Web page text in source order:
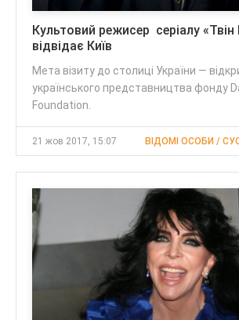
Культовий режисер серіалу «Твін
відвідає Київ
Мета візиту до столиці України —
українського представництва фонду
Foundation.
21 жов 2017, 15:07 ВІДОМІ ОСОБИ /